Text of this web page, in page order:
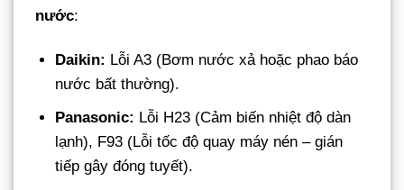
nước:
Daikin: Lỗi A3 (Bơm nước xả hoặc phao báo
nước bất thường).
Panasonic: Lỗi H23 (Cảm biến nhiệt độ dàn
lạnh), F93 (Lỗi tốc độ quay máy nén – gián
tiếp gây đóng tuyết).